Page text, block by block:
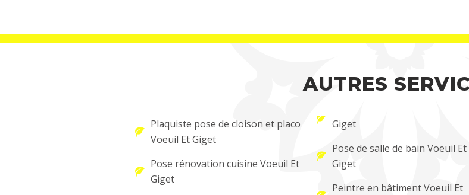
AUTRES
Plaquiste pose de cloison et placo
Voeuil Et Giget
Pose rénovation cuisine Voeuil Et
Giget
Giget
Pose de salle de bain Voeuil Et
Giget
Peintre en bâtiment Voeuil Et